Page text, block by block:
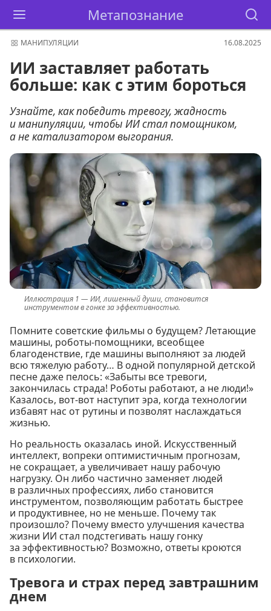
Метапознание
МАНИПУЛЯЦИИ 16.08.2025
ИИ заставляет работать
больше: как с этим бороться
Узнайте, как победить тревогу, жадность
и манипуляции, чтобы ИИ стал помощником,
а не катализатором выгорания.
ИИ, лишенный души, становится
инструментом в гонке за эффективностью.
Помните советские фильмы о будущем? Летающие
машины, роботы-помощники, всеобщее
благоденствие, где машины выполняют за людей
всю тяжелую работу… В одной популярной детской
песне даже пелось: «Забыты все тревоги,
закончилась страда! Роботы работают, а не люди!»
Казалось, вот-вот наступит эра, когда технологии
избавят нас от рутины и позволят наслаждаться
жизнью.
Но реальность оказалась иной. Искусственный
интеллект, вопреки оптимистичным прогнозам,
не сокращает, а увеличивает нашу рабочую
нагрузку. Он либо частично заменяет людей
в различных профессиях, либо становится
инструментом, позволяющим работать быстрее
и продуктивнее, но не меньше. Почему так
произошло? Почему вместо улучшения качества
жизни ИИ стал подстегивать нашу гонку
за эффективностью? Возможно, ответы кроются
в психологии.
Тревога и страх перед завтрашним
днем